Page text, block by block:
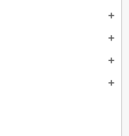
add
add
add
add